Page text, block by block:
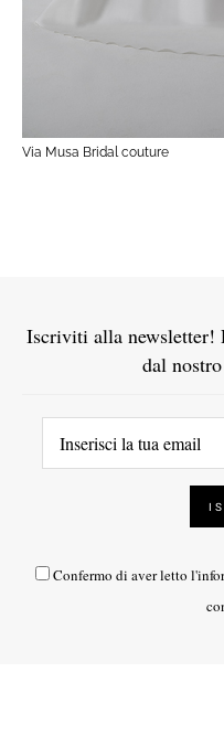
Via Musa Bridal couture
Iscriviti alla newsletter!
dal
Confermo di aver letto l'